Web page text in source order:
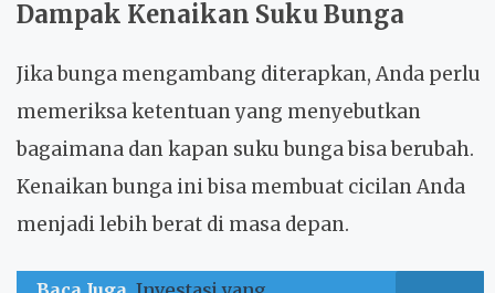
Dampak Kenaikan Suku Bunga
Jika bunga mengambang diterapkan, Anda perlu
memeriksa ketentuan yang menyebutkan
bagaimana dan kapan suku bunga bisa berubah.
Kenaikan bunga ini bisa membuat cicilan Anda
menjadi lebih berat di masa depan.